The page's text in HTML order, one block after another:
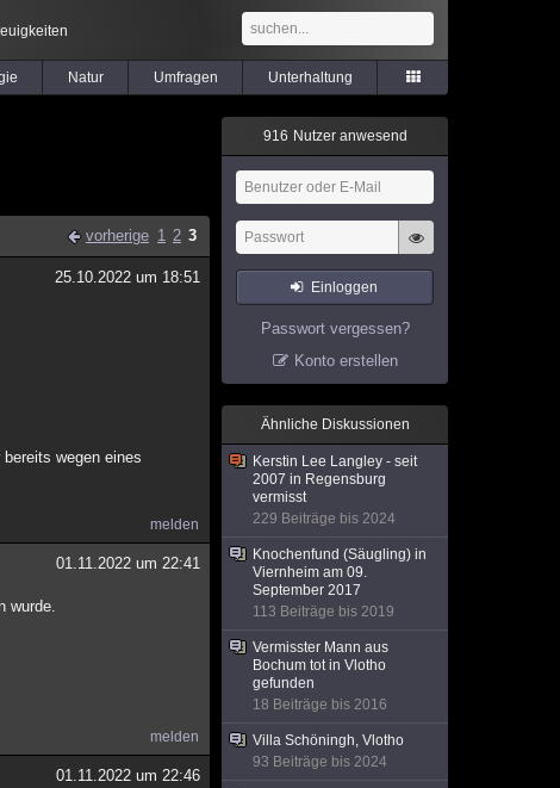
Natur Umfragen Unterhaltung
vorherige 1 2 3
25.10.2022 um 18:51
wegen eines
melden
01.11.2022 um 22:41
wurde.
melden
01.11.2022 um 22:46
916 Nutzer anwesend
Einloggen
Passwort vergessen?
Konto erstellen
Ähnliche Diskussionen
Kerstin Lee Langley - seit
2007 in Regensburg
vermisst
229 Beiträge bis 2024
Knochenfund (Säugling) in
Viernheim am 09.
September 2017
113 Beiträge bis 2019
Vermisster Mann aus
Bochum tot in Vlotho
gefunden
18 Beiträge bis 2016
Villa Schöningh, Vlotho
93 Beiträge bis 2024